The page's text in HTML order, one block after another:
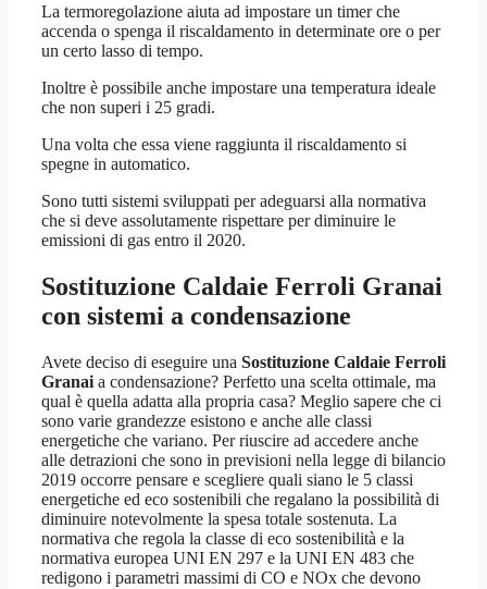
La termoregolazione aiuta ad impostare un timer che
accenda o spenga il riscaldamento in determinate ore o per
un certo lasso di tempo.
Inoltre è possibile anche impostare una temperatura ideale
che non superi i 25 gradi.
Una volta che essa viene raggiunta il riscaldamento si
spegne in automatico.
Sono tutti sistemi sviluppati per adeguarsi alla normativa
che si deve assolutamente rispettare per diminuire le
emissioni di gas entro il 2020.
Sostituzione Caldaie Ferroli Granai
con sistemi a condensazione
Avete deciso di eseguire una Sostituzione Caldaie Ferroli
Granai a condensazione? Perfetto una scelta ottimale, ma
qual è quella adatta alla propria casa? Meglio sapere che ci
sono varie grandezze esistono e anche alle classi
energetiche che variano. Per riuscire ad accedere anche
alle detrazioni che sono in previsioni nella legge di bilancio
2019 occorre pensare e scegliere quali siano le 5 classi
energetiche ed eco sostenibili che regalano la possibilità di
diminuire notevolmente la spesa totale sostenuta. La
normativa che regola la classe di eco sostenibilità e la
normativa europea UNI EN 297 e la UNI EN 483 che
redigono i parametri massimi di CO e NOx che devono